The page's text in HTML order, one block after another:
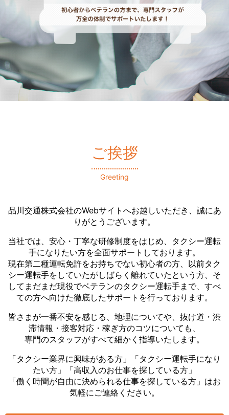
ご挨拶
Greeting
品川交通株式会社のWebサイトへお越しいただき、誠にあ
りがとうございます。
当社では、安心・丁寧な研修制度をはじめ、タクシー運転
手になりたい方を全面サポートしております。
現在第二種運転免許をお持ちでない初心者の方、以前タク
シー運転手をしていたがしばらく離れていたという方、そ
してまだまだ現役でベテランのタクシー運転手まで、すべ
ての方へ向けた徹底したサポートを行っております。
皆さまが一番不安を感じる、地理についてや、抜け道・渋
滞情報・接客対応・稼ぎ方のコツについても、
専門のスタッフがすべて細かく指導いたします。
「タクシー業界に興味がある方」「タクシー運転手になり
たい方」「高収入のお仕事を探している方」
「働く時間が自由に決められる仕事を探している方」はお
気軽にご連絡ください。